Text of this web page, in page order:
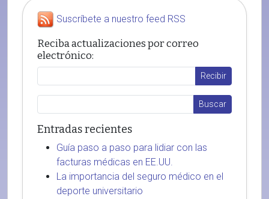
Suscríbete a nuestro feed RSS
Reciba actualizaciones por correo
electrónico:
Entradas recientes
Guía paso a paso para lidiar con las
facturas médicas en EE.UU.
La importancia del seguro médico en el
deporte universitario